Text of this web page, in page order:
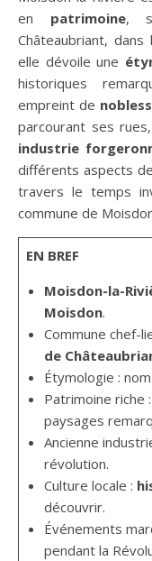
en patrimoine,
Châteaubriant,
elle dévoile une
historiques
empreint de
parcourant ses
industrie
différents aspects
travers le temps
commune de
EN BREF
Moisdon-la-
Moisdon.
Commune chef-
de
Étymologie :
Patrimoine riche :
paysages
Ancienne
révolution.
Culture locale :
découvrir.
Événements
pendant la